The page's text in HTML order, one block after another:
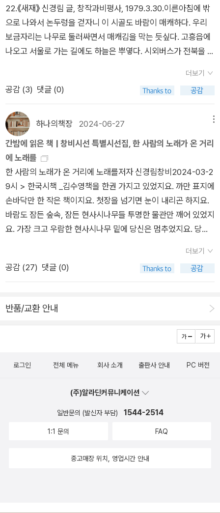
겠어도, 어떤 말을 하고 있는지, 어떤 느낌 같은 것들이 전해지는
기분이었다. 그래서 좋았고, 그래서 내게는 특별했다. 앞으로도
시집은 꾸준히 읽어 나갈 예정이다. 이 시집의 제목처럼 한 노래
가 끊이지 않고 계속 내게 들려오길 바라면서 말이다.
22.《새재》 신경림 글, 창작과비평사, 1979.3.30.이른아침에 밖
으로 나와서 논두렁을 걷자니 이 시골도 바람이 매캐하다. 우리
보금자리는 나무로 둘러싸면서 매캐김을 막는 듯싶다. 고흥읍에
나오고 서울로 가는 길에도 하늘은 뿌옇다. 시외버스가 전북을 벗
다. 전철을 갈아타고서 부천나루에서 내리니 더욱 매캐하고 뿌옇
다. 이곳 분들은 하늘빛이나 바람빛을 느끼는가? 입가리개로 지
적〉에서 책을 두 꾸러미 장만하고서 〈용서점〉으로 간다. 이제부터
다달이 ‘마음을 노래하기(우리말로 시쓰기)’를 꾸린다. ‘미운놈·
봐주다’ 두 낱말을 놓고서 우리 삶길을 돌아보며 삶노래를 여미어
본다. 《새재》를 모처럼 되읽다가 스무 해 앞서 신경림 글을 놓고
서 주고받은 말을 떠올린다. 1994∼95년 무렵에 또래한테 신경
림 노래책을 건네었을 적에 다들 “시가 나쁘지는 않은데 너무 붕
뜬다.” 하고 들려주더라. 그때에는 또래가 책을 썩 안 읽으려고 해
서 이렇게 대꾸하는가 싶었으나, 그 뒤로 여러모로 짚고 되읽어
보니 ‘책을 거의 안 읽던 또래’가 문득 읽고서 들려준 말이 참 옳
구나 싶더라. 이따금 신경림 글모음을 되읽을 적마다, 이분이 그
야말로 “가난한 집안에서 살림하는 작은 어버이(또는 아저
씨)”로서 온하루를 집안일로 보내었다면, 아주 다르게 노래를 읊
지친다. 집안일을 모르거나 안 하면서 어찌 삶을 노래할 수 있는
을 씁니다. “말꽃 짓는 책숲, 숲노래”라는 이름으로 시골인 전남
장을 맡았고, ‘이오덕 어른 유고’를 갈무리했습니다. 《새로 쓰는
다》, 《우리말꽃》, 《미래세대를 위한 우리말과 문해력》, 《쉬운 말
이 평화》, 《곁말》, 《곁책》, 《새로 쓰는 말밑 꾸러미 사전》, 《새로
로 쓰는 우리말 꾸러미 사전》, 《책숲마실》, 《우리말 수수께끼 동
기》, 《시골에서 살림 짓는 즐거움》, 《숲에서 살려낸 우리말》, 《마
더보기
공감 (3) 댓글 (0)
하나의책장 2024-06-27
간밤에 읽은 책 | 창비시선 특별시선집, 한 사람의 노래가 온 거리
에 노래를
한 사람의 노래가 온 거리에 노래를저자 신경림창비2024-03-2
9시 > 한국시책 _김수영책을 한권 가지고 있었지요. 까만 표지에
손바닥만 한 작은 책이지요. 첫장을 넘기면 눈이 내리곤 하지요.
바람도 잠든 숲속, 잠든 현사시나무들 투명한 물관만 깨어 있었지
요. 가장 크고 우람한 현사시나무 밑에 당신은 멈추었지요. 당신
에든 닿기만 하면 녹아버리는 눈. 그때쯤 해서 꽃눈이 깨어났겠지
요.때늦은 봄눈이었구요, 눈은 밤마다 빛나는 구슬이었지요.나는
다운 구절들로 가득 차 있는 아주 작은 책이었지요.단 한번, 영원
히 _전동균이제는 말해다오, 하늘로 몸을 감는 덩굴잎들아파로호
의 찌불들아울어도 울어도 캄캄한 이 밤을이 밤의 장막 넘어잘린
이 살았어, 단검처럼옆구리를 찌르는 물결들, 숨 내뱉는 순간얼어
오, 이 밤의 장막 넘어잘린 말 대가리들을 싣고트럭이 질주하는사
막, 안개바다, 처녀의 피,그곳의 오직 하나인 밤을물고기들이 강
의 고통을 기억하듯, 우리가우리의 죄를 껴안아야 하는재의 수요
목계장터 _신경림하늘은 날더러 구름이 되라 하고땅은 날더러 바
더보기
공감 (27) 댓글 (0)
반품/교환 안내
로그인 전체 메뉴 회사 소개 출판사 안내 PC 버전
(주)알라딘커뮤니케이션
일반문의 (발신자 부담) 1544-2514
1:1 문의 FAQ
중고매장 위치, 영업시간 안내